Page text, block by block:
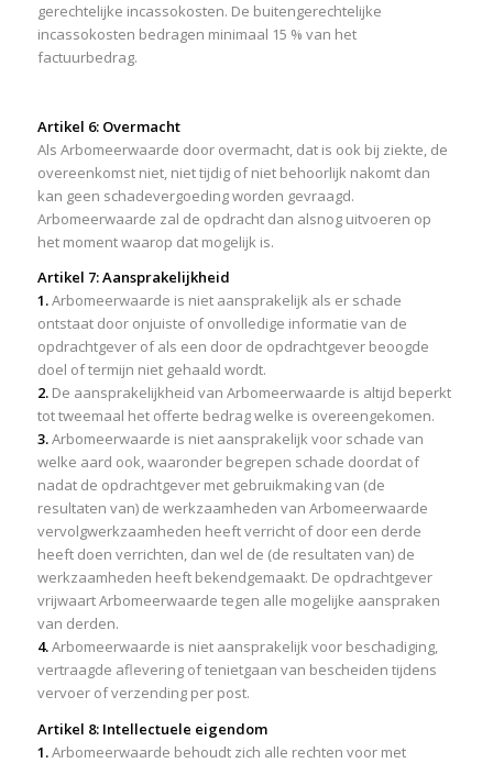
gerechtelijke incassokosten. De buitengerechtelijke
incassokosten bedragen minimaal 15 % van het
factuurbedrag.
Artikel 6: Overmacht
Als Arbomeerwaarde door overmacht, dat is ook bij ziekte, de
overeenkomst niet, niet tijdig of niet behoorlijk nakomt dan
kan geen schadevergoeding worden gevraagd.
Arbomeerwaarde zal de opdracht dan alsnog uitvoeren op
het moment waarop dat mogelijk is.
Artikel 7: Aansprakelijkheid
1.Arbomeerwaarde is niet aansprakelijk als er schade
ontstaat door onjuiste of onvolledige informatie van de
opdrachtgever of als een door de opdrachtgever beoogde
doel of termijn niet gehaald wordt.
2.De aansprakelijkheid van Arbomeerwaarde is altijd beperkt
tot tweemaal het offerte bedrag welke is overeengekomen.
3.Arbomeerwaarde is niet aansprakelijk voor schade van
welke aard ook, waaronder begrepen schade doordat of
nadat de opdrachtgever met gebruikmaking van (de
resultaten van) de werkzaamheden van Arbomeerwaarde
vervolgwerkzaamheden heeft verricht of door een derde
heeft doen verrichten, dan wel de (de resultaten van) de
werkzaamheden heeft bekendgemaakt. De opdrachtgever
vrijwaart Arbomeerwaarde tegen alle mogelijke aanspraken
van derden.
4.Arbomeerwaarde is niet aansprakelijk voor beschadiging,
vertraagde aflevering of tenietgaan van bescheiden tijdens
vervoer of verzending per post.
Artikel 8: Intellectuele eigendom
1.Arbomeerwaarde behoudt zich alle rechten voor met